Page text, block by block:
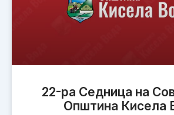
22-ра Седница на
Општина Кисела